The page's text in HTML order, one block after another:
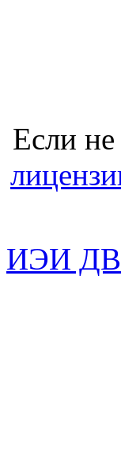
Если не
ИЭИ